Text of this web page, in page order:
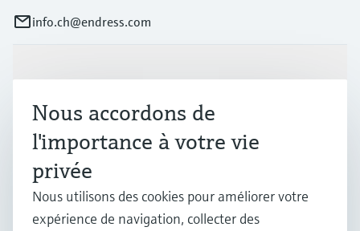
info.ch@endress.com
Industries
Support
Nous accordons de
l'importance à votre vie
privée
Nous utilisons des cookies pour améliorer votre
expérience de navigation, collecter des